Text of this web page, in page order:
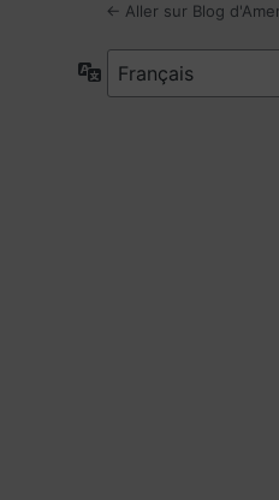
← Aller sur Blog
Langue